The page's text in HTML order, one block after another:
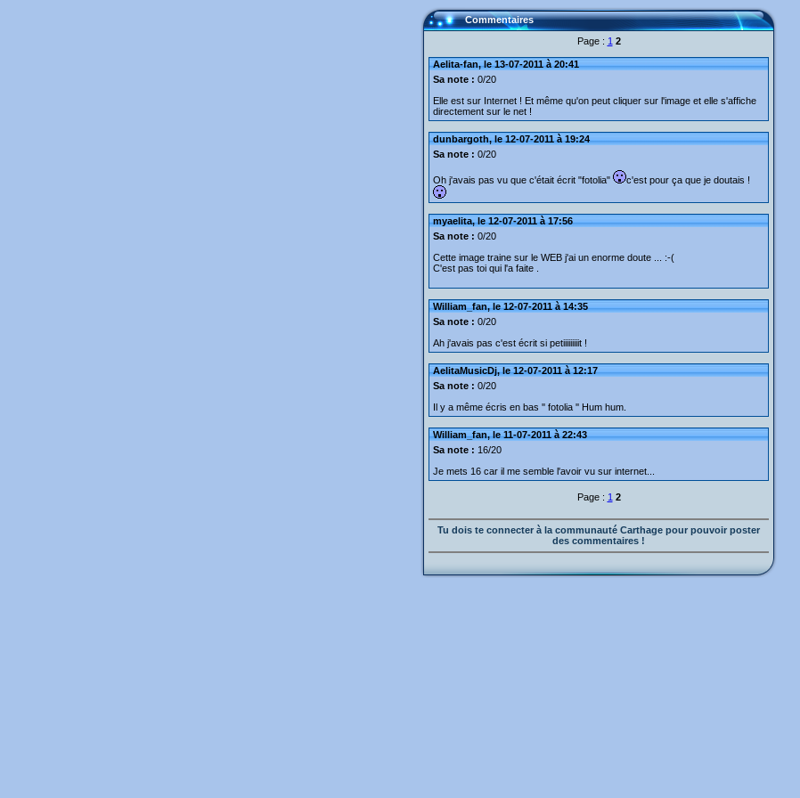
Commentaires
Page : 1 2
Aelita-fan, le 13-07-2011 à 20:41
Sa note : 0/20
Elle est sur Internet ! Et même qu'on peut cliquer sur l'image et elle s'affiche
directement sur le net !
dunbargoth, le 12-07-2011 à 19:24
Sa note : 0/20
Oh j'avais pas vu que c'était écrit "fotolia" c'est pour ça que je doutais !
myaelita, le 12-07-2011 à 17:56
Sa note : 0/20
Cette image traine sur le WEB j'ai un enorme doute ... :-(
C'est pas toi qui l'a faite .
William_fan, le 12-07-2011 à 14:35
Sa note : 0/20
Ah j'avais pas c'est écrit si petiiiiiiiiit !
AelitaMusicDj, le 12-07-2011 à 12:17
Sa note : 0/20
Il y a même écris en bas '' fotolia '' Hum hum.
William_fan, le 11-07-2011 à 22:43
Sa note : 16/20
Je mets 16 car il me semble l'avoir vu sur internet...
Page : 1 2
Tu dois te connecter à la communauté Carthage pour pouvoir poster
des commentaires !